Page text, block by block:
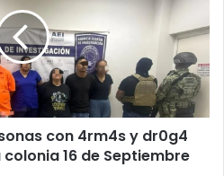
con 4rm4s y dr0g4
16 de Septiembre